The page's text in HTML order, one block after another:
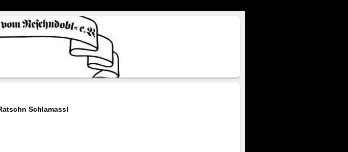
Schlamassl